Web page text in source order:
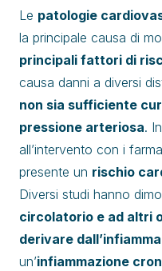
Le patologie
la principale causa di
principali fattori di
causa danni a diversi
non sia sufficiente
pressione arteriosa.
all’intervento con i
presente un rischio
Diversi studi hanno
circolatorio e ad altri
derivare
un’infiammazione